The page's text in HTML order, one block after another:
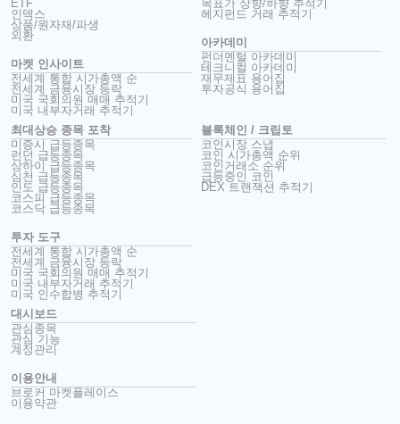
ETF
인덱스
상품/원자재/파생
외환
마켓 인사이트
전세계 통합 시가총액 순
전세계 금융시장 등락
미국 국회의원 매매 추적기
미국 내부자거래 추적기
목표가 상향/하향 추적기
헤지펀드 거래 추적기
아카데미
펀더멘털 아카데미
테크니컬 아카데미
재무제표 용어집
투자공식 용어집
최대상승 종목 포착
미증시 급등종목
런던 급등종목
상하이 급등종목
심천 급등종목
인도 급등종목
코스피 급등종목
코스닥 급등종목
투자 도구
전세계 통합 시가총액 순
전세계 금융시장 등락
미국 국회의원 매매 추적기
미국 내부자거래 추적기
미국 인수합병 추적기
블록체인 / 크립토
코인시장 스냅
코인 시가총액 순위
코인거래소 순위
급등중인 코인
DEX 트랜잭션 추적기
대시보드
관심종목
관심 기능
계정관리
이용안내
브로커 마켓플레이스
이용약관